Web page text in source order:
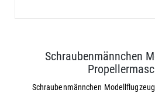
Schraubenmännchen
Schraubenmännchen